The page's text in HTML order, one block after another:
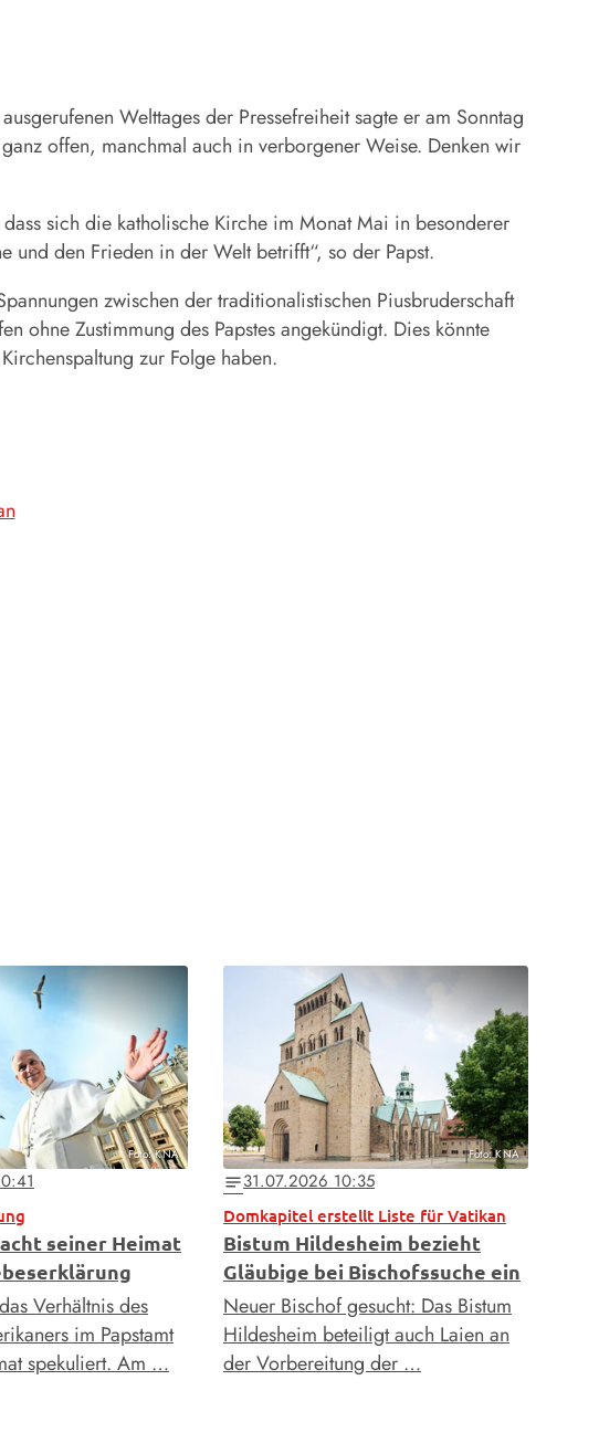
Welttages der Pressefreiheit sagte er am Sonntag
offen, manchmal auch in verborgener Weise. Denken wir
sich die katholische Kirche im Monat Mai in besonderer
den Frieden in der Welt betrifft“, so der Papst.
zwischen der traditionalistischen Piusbruderschaft
ohne Zustimmung des Papstes angekündigt. Dies könnte
zur Folge haben.
Foto: KNA
seiner Heimat
Verhältnis des
im Papstamt
spekuliert. Am …
Foto: KNA
notes31.07.2026 10:35
Domkapitel erstellt Liste für Vatikan
Bistum Hildesheim bezieht
Gläubige bei Bischofssuche ein
Neuer Bischof gesucht: Das Bistum
Hildesheim beteiligt auch Laien an
der Vorbereitung der …